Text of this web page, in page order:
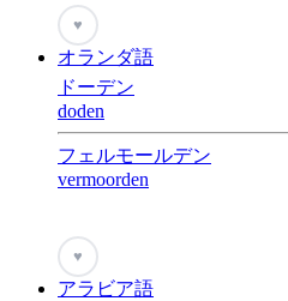
♥
オランダ語
ドーデン
doden
フェルモールデン
vermoorden
♥
アラビア語